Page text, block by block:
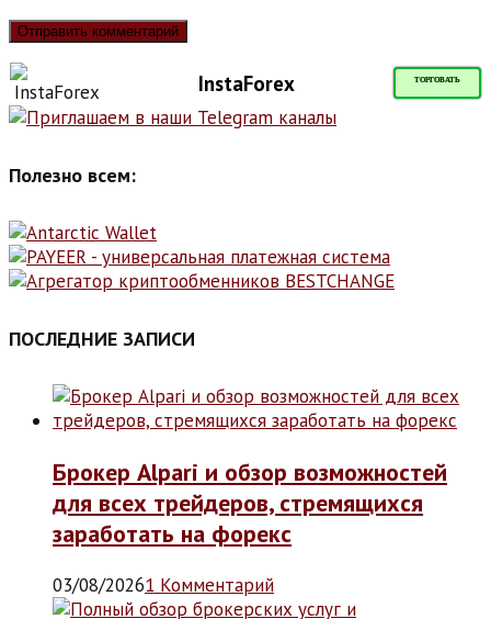
InstaForex ТОРГОВАТЬ
Полезно всем:
ПОСЛЕДНИЕ ЗАПИСИ
Брокер Alpari и обзор возможностей
для всех трейдеров, стремящихся
заработать на форекс
03/08/20261 Комментарий